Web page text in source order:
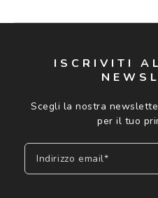
ISCRIVITI
Scegli la nostra
per il tuo
Indirizzo email*